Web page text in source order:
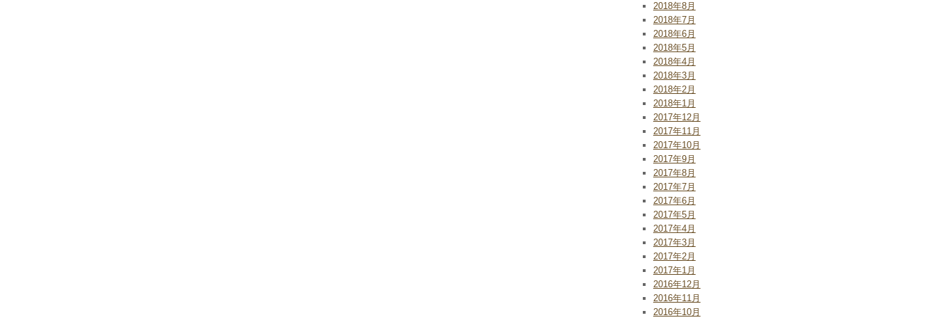
2018年8月
2018年7月
2018年6月
2018年5月
2018年4月
2018年3月
2018年2月
2018年1月
2017年12月
2017年11月
2017年10月
2017年9月
2017年8月
2017年7月
2017年6月
2017年5月
2017年4月
2017年3月
2017年2月
2017年1月
2016年12月
2016年11月
2016年10月